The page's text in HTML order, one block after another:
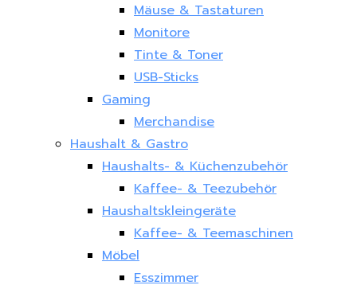
Mäuse & Tastaturen
Monitore
Tinte & Toner
USB-Sticks
Gaming
Merchandise
Haushalt & Gastro
Haushalts- & Küchenzubehör
Kaffee- & Teezubehör
Haushaltskleingeräte
Kaffee- & Teemaschinen
Möbel
Esszimmer